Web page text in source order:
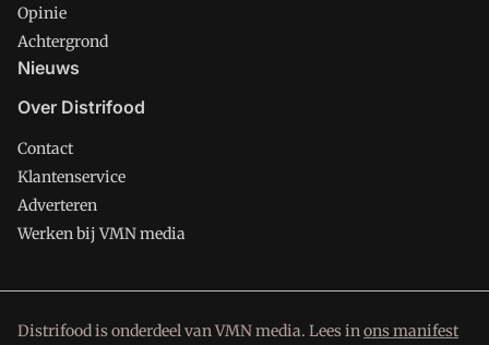
Opinie
Achtergrond
Nieuws
Over Distrifood
Contact
Klantenservice
Adverteren
Werken bij VMN media
Distrifood is onderdeel van VMN media. Lees inons manifest